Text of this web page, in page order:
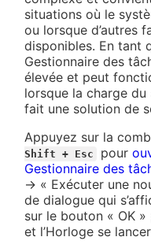
situations où le
ou lorsque d’autres
disponibles. En tant
Gestionnaire des
élevée et peut
lorsque la charge
fait une solution de
Appuyez sur la
Shift + Esc
pour
Gestionnaire des
→ « Exécuter une
de dialogue qui
sur le bouton « OK
et l’Horloge se